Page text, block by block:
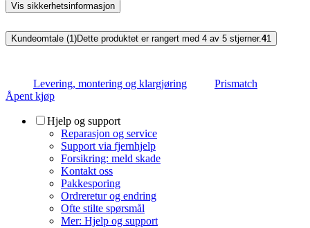
Vis sikkerhetsinformasjon
Kundeomtale (1)Dette produktet er rangert med 4 av 5 stjerner.41
Levering, montering og klargjøring
Prismatch
Åpent kjøp
Hjelp og support
Reparasjon og service
Support via fjernhjelp
Forsikring: meld skade
Kontakt oss
Pakkesporing
Ordreretur og endring
Ofte stilte spørsmål
Mer: Hjelp og support